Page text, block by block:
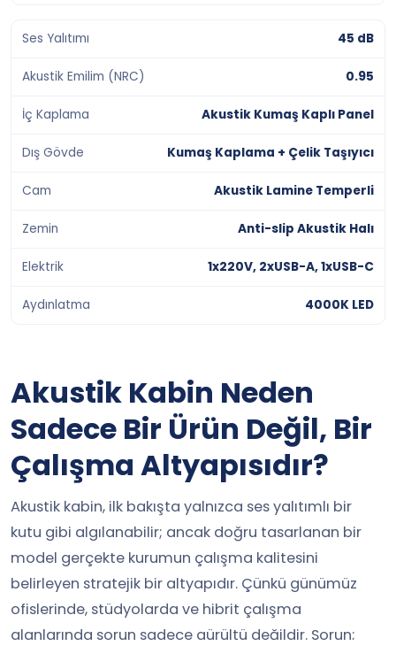
Ses Yalıtımı 45 dB
Akustik Emilim (NRC) 0.95
İç Kaplama Akustik Kumaş Kaplı Panel
Dış Gövde Kumaş Kaplama + Çelik Taşıyıcı
Cam Akustik Lamine Temperli
Zemin Anti-slip Akustik Halı
Elektrik 1x220V, 2xUSB-A, 1xUSB-C
Aydınlatma 4000K LED
Akustik Kabin Neden
Sadece Bir Ürün Değil, Bir
Çalışma Altyapısıdır?
Akustik kabin, ilk bakışta yalnızca ses yalıtımlı bir
kutu gibi algılanabilir; ancak doğru tasarlanan bir
model gerçekte kurumun çalışma kalitesini
belirleyen stratejik bir altyapıdır. Çünkü günümüz
ofislerinde, stüdyolarda ve hibrit çalışma
alanlarında sorun sadece gürültü değildir. Sorun;